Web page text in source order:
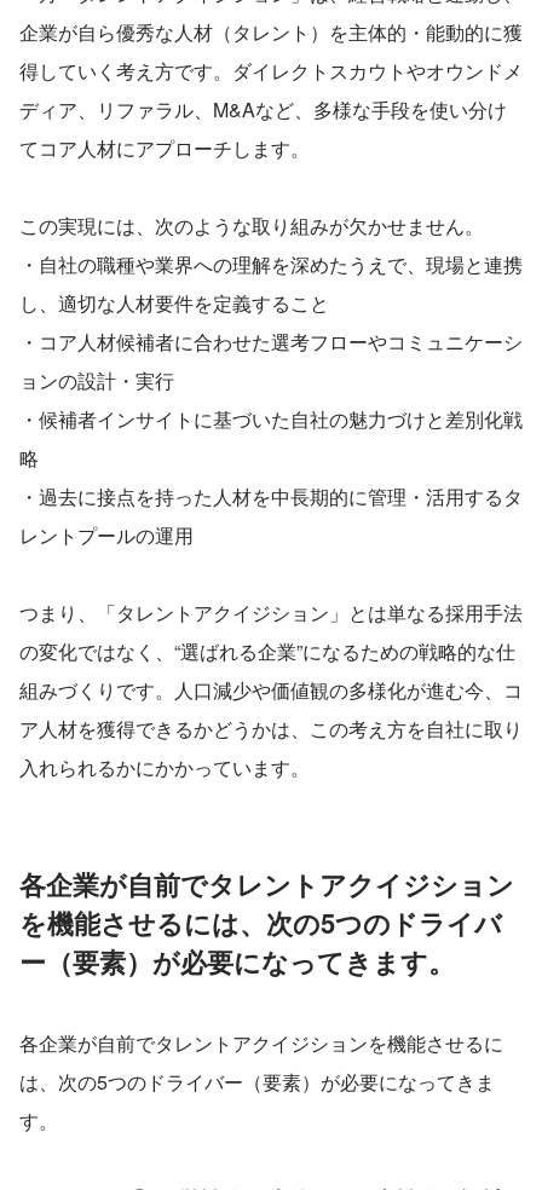
企業が自ら優秀な人材（タレント）を主体的・能動的に獲
得していく考え方です。ダイレクトスカウトやオウンドメ
ディア、リファラル、M&Aなど、多様な手段を使い分け
てコア人材にアプローチします。
この実現には、次のような取り組みが欠かせません。
・自社の職種や業界への理解を深めたうえで、現場と連携
し、適切な人材要件を定義すること
・コア人材候補者に合わせた選考フローやコミュニケーシ
ョンの設計・実行
・候補者インサイトに基づいた自社の魅力づけと差別化戦
略
・過去に接点を持った人材を中長期的に管理・活用するタ
レントプールの運用
つまり、「タレントアクイジション」とは単なる採用手法
の変化ではなく、“選ばれる企業”になるための戦略的な仕
組みづくりです。人口減少や価値観の多様化が進む今、コ
ア人材を獲得できるかどうかは、この考え方を自社に取り
入れられるかにかかっています。
各企業が自前でタレントアクイジション
を機能させるには、次の5つのドライバ
ー（要素）が必要になってきます。
各企業が自前でタレントアクイジションを機能させるに
は、次の5つのドライバー（要素）が必要になってきま
す。